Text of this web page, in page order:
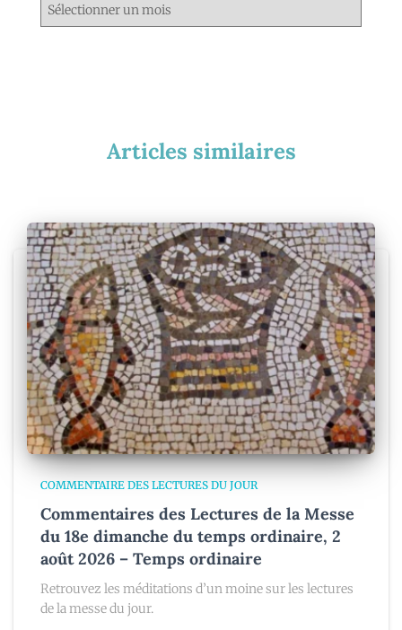
Articles similaires
COMMENTAIRE DES LECTURES DU JOUR
Commentaires des Lectures de la Messe
du 18e dimanche du temps ordinaire, 2
août 2026 – Temps ordinaire
Retrouvez les méditations d’un moine sur les lectures
de la messe du jour.